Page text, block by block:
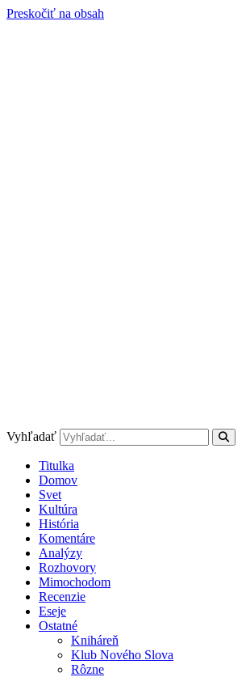
Preskočiť na obsah
Vyhľadať
Titulka
Domov
Svet
Kultúra
História
Komentáre
Analýzy
Rozhovory
Mimochodom
Recenzie
Eseje
Ostatné
Kniháreň
Klub Nového Slova
Rôzne